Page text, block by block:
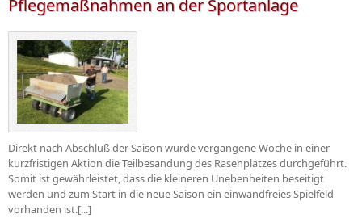
Pflegemaßnahmen an der Sportanlage
Direkt nach Abschluß der Saison wurde vergangene Woche in einer
kurzfristigen Aktion die Teilbesandung des Rasenplatzes durchgeführt.
Somit ist gewährleistet, dass die kleineren Unebenheiten beseitigt
werden und zum Start in die neue Saison ein einwandfreies Spielfeld
vorhanden ist.[...]